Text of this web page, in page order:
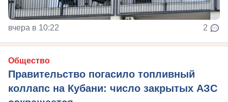
вчера в 10:22 2
Общество
Правительство погасило топливный
коллапс на Кубани: число закрытых АЗС